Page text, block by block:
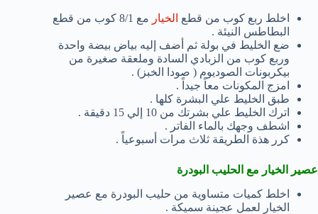
اخلط ربع كوب من قطع الخيار
مع 8/1 كوب من قطع
البطاطس النيئة .
ضع الخليط في بولة ثم أضف إليه بياض بيضة واحدة
وربع كوب من الزبادي السادة وملعقة صغيرة من
بيكربونات الصوديوم ( صودا الخبز) .
امزج المكونات معاً جيداً .
طبق الخليط علي البشرة كلها .
اترك الخليط علي بشرتك من 10 إلي 15 دقيقة .
اشطف وجهك بالماء الفاتر .
كرر هذة الطريقة ثلاث مرات أسبوعياً .
عصير الخيار مع الحليب البودرة
اخلط كميات متساوية من حليب البودرة مع عصير
الخيار لعمل عجينة سميكة .